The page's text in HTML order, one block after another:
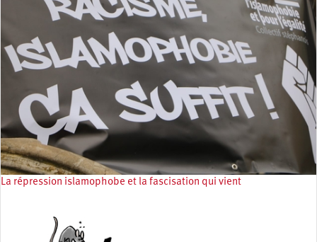
La répression islamophobe et la fascisation qui vient